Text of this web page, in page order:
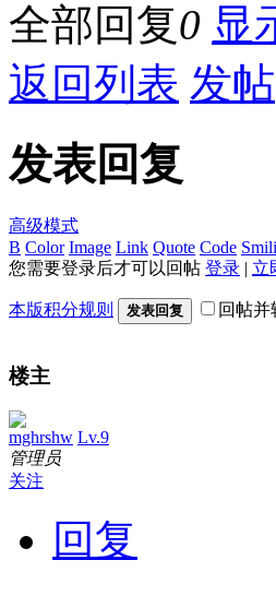
全部回复0 显
返回列表 发帖
发表回复
高级模式
B Color Image Link Quote Code
您需要登录后才可以回帖 登录 | 立
本版积分规则 发表回复 回帖并
楼主
mghrshw Lv.9
管理员
关注
回复